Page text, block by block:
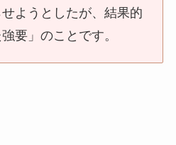
ようとしたが、結果的
要」のことです。